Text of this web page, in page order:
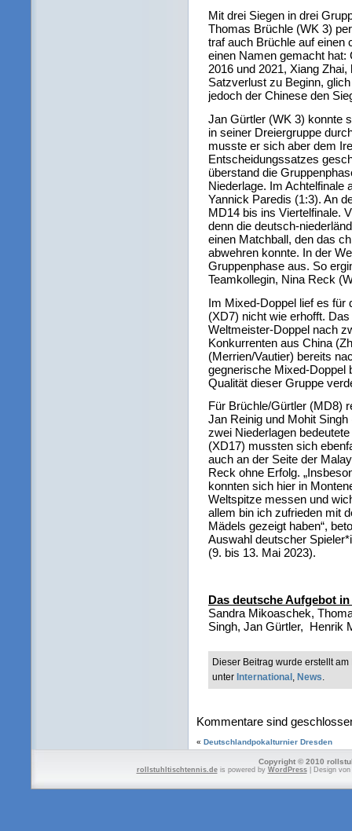
Mit drei Siegen in drei
Thomas Brüchle (WK 3)
traf auch Brüchle auf einen
einen Namen gemacht
2016 und 2021, Xiang
Satzverlust zu Beginn,
jedoch der Chinese den
Jan Gürtler (WK 3) konnte
in seiner Dreiergruppe
musste er sich aber dem
Entscheidungssatzes
überstand die
Niederlage. Im Achtelfinale
Yannick Paredis (1:3). An
MD14 bis ins Viertelfinale.
denn die deutsch-
einen Matchball, den das
abwehren konnte. In der
Gruppenphase aus. So
Teamkollegin, Nina Reck
Im Mixed-Doppel lief es für
(XD7) nicht wie erhofft.
Weltmeister-Doppel nach
Konkurrenten aus China
(Merrien/Vautier) bereits
gegnerische Mixed-Doppel
Qualität dieser Gruppe
Für Brüchle/Gürtler (MD8)
Jan Reinig und Mohit
zwei Niederlagen
(XD17) mussten sich
auch an der Seite der
Reck ohne Erfolg.
konnten sich hier in
Weltspitze messen und
allem bin ich zufrieden mit
Mädels gezeigt haben“,
Auswahl deutscher
(9. bis 13. Mai 2023).
Das deutsche Aufgebot
Sandra Mikoaschek,
Singh, Jan Gürtler, Henrik
Dieser Beitrag wurde erstellt
unter International News
Kommentare sind
« Deutschlandpokalturnier Dresden
Copyright © 2010
rollstuhltischtennis.deis powered by WordPress| Design von